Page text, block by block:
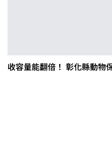
收容量能翻倍！ 彰化縣動